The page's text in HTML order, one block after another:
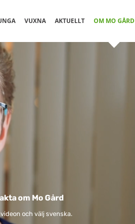
VUXNA AKTUELLT OM MO GÅRD
om Mo Gård
och välj svenska.